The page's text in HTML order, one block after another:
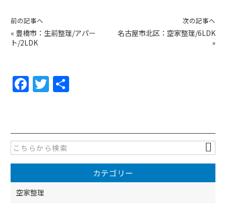
前の記事へ
« 豊橋市：生前整理/アパー
ト/2LDK
次の記事へ
名古屋市北区：空家整理/6LDK
»
F
e
b
o
o
k
T
er
カテゴリー
空家整理